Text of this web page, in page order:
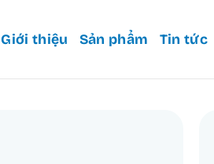
Giới thiệu Sản phẩm Tin tức